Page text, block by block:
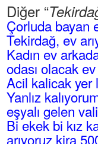
Diğer “
Çorluda bayan
Tekirdağ, ev
Kadın ev
odası olacak
Acil kalicak yer
Yanlız
eşyalı gelen
Bi ekek bi kız
arıyoruz kira